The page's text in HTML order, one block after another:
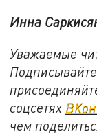
Инна
Уважаемые
соцсетях
чем